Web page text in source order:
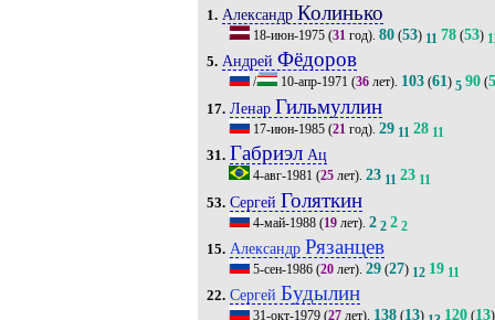
1. Александр Колинько
18-июн-1975(31год). 80(53) 11 78(53)
5. Андрей Фёдоров
/ 10-апр-1971 (36лет). 103(61) 5 90(
17. Ленар Гильмуллин
17-июн-1985(21 год). 29 11 28 11
31. ГабриэлАц
4-авг-1981 (25лет). 23 11 23 11
53. Сергей Голяткин
4-май-1988(19лет). 2 2 2 2
15. Александр Рязанцев
5-сен-1986(20лет). 29(27) 12 19 11
22. Сергей Будылин
31-окт-1979(27лет). 138(13) 120(13)